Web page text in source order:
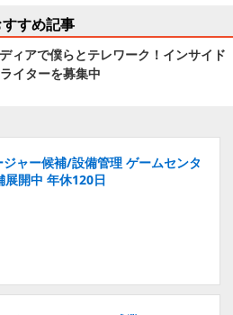
すすめ記事
ィアで僕らとテレワーク！インサイド
イターを募集中
ャー候補/設備管理 ゲームセンタ
開中 年休120日